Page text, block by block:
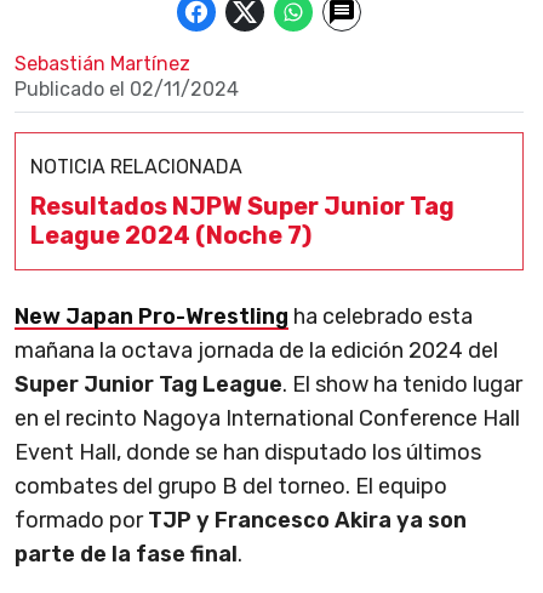
Sebastián Martínez
Publicado el 02/11/2024
NOTICIA RELACIONADA
Resultados NJPW Super Junior Tag
League 2024 (Noche 7)
New Japan Pro-Wrestling ha celebrado esta
mañana la octava jornada de la edición 2024 del
Super Junior Tag League. El show ha tenido lugar
en el recinto Nagoya International Conference Hall
Event Hall, donde se han disputado los últimos
combates del grupo B del torneo. El equipo
formado porTJP y Francesco Akira ya son
parte de la fase final.